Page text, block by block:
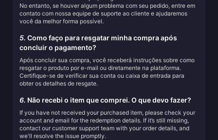
No entanto, se houver algum problema com seu pedido, entre em
contato com nossa equipe de suporte ao cliente e ajudaremos
você da melhor forma possível.
5. Como faço para resgatar minha compra após
concluir o pagamento?
Após concluir sua compra, você receberá instruções sobre como
resgatar o produto por e-mail ou diretamente na plataforma.
Certifique-se de verificar sua conta ou caixa de entrada para
obter os detalhes de resgate.
6. Não recebi o item que comprei. O que devo fazer?
If you have not received your purchased item, please check your
account and email for the redemption details. If it’s still missing,
contact our customer support team with your order details, and
we'll resolve the issue promptly.